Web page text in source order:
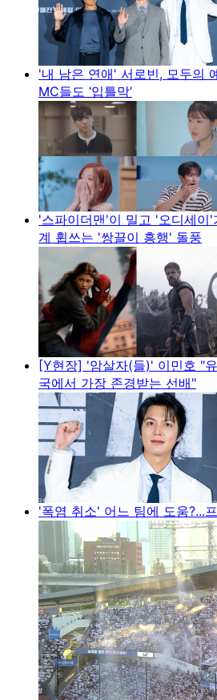
'내 남은 연애' 서로빈, 모두의
MC들도 ‘입틀막’
'스파이더맨'이 밀고 '오디세이
계 휩쓰는 '쌍끌이 흥행' 돌풍
[Y현장] '암살자(들)' 이민호 "
국에서 가장 존경받는 선배"
'폭염 취소' 어느 팀에 도움?...